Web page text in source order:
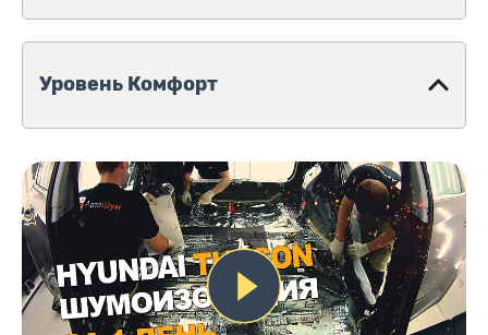
Уровень Комфорт